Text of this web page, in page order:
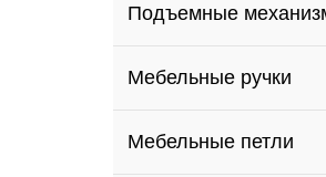
Подъемные
Мебельные ручки
Мебельные петли